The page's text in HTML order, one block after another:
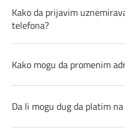
Česta pitanja
Pokrivenost mreže
Mapa brzina
eRačun
Kako da prijavim
telefona?
Kako mogu da promenim
Da li mogu dug da platim